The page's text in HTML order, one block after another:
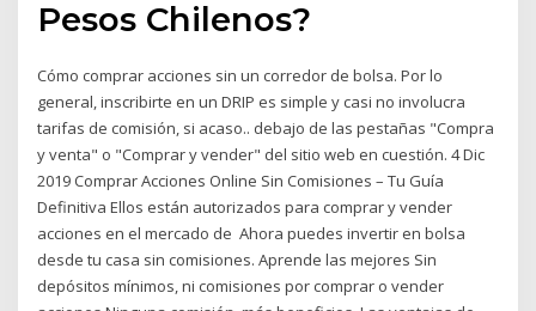
Pesos Chilenos?
Cómo comprar acciones sin un corredor de bolsa. Por lo
general, inscribirte en un DRIP es simple y casi no involucra
tarifas de comisión, si acaso.. debajo de las pestañas "Compra
y venta" o "Comprar y vender" del sitio web en cuestión. 4 Dic
2019 Comprar Acciones Online Sin Comisiones – Tu Guía
Definitiva Ellos están autorizados para comprar y vender
acciones en el mercado de Ahora puedes invertir en bolsa
desde tu casa sin comisiones. Aprende las mejores Sin
depósitos mínimos, ni comisiones por comprar o vender